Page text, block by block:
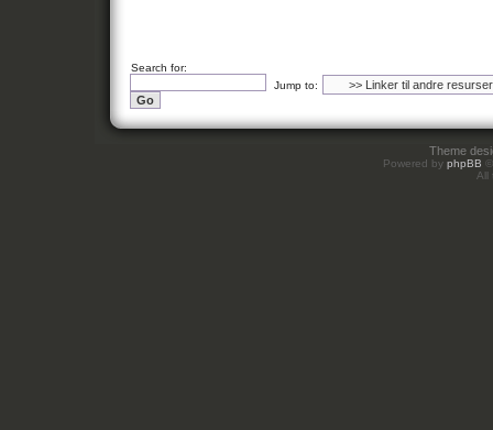
Search for:
Jump to:
Theme
Powered by phpBB
All